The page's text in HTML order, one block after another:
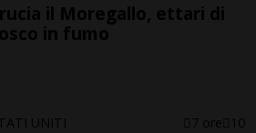
il Moregallo, ettari di
in fumo
UNITI 7 ore 10